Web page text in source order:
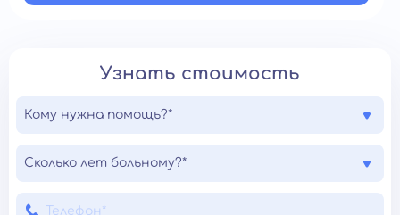
Узнать стоимость
Кому нужна помощь?*
Сколько лет больному?*